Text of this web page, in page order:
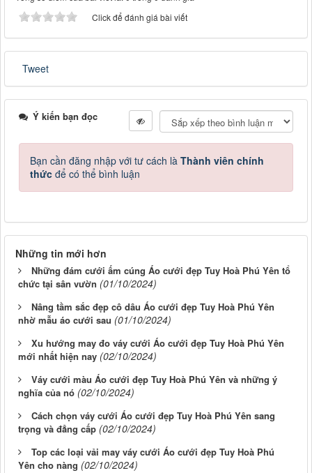
Click để đánh giá bài viết
Tweet
Ý kiến bạn đọc
Bạn cần đăng nhập với tư cách là Thành viên chính
thức để có thể bình luận
Những tin mới hơn
Những đám cưới ấm cúng Áo cưới đẹp Tuy Hoà Phú Yên tổ
chức tại sân vườn (01/10/2024)
Nâng tầm sắc đẹp cô dâu Áo cưới đẹp Tuy Hoà Phú Yên
nhờ mẫu áo cưới sau (01/10/2024)
Xu hướng may đo váy cưới Áo cưới đẹp Tuy Hoà Phú Yên
mới nhất hiện nay (02/10/2024)
Váy cưới màu Áo cưới đẹp Tuy Hoà Phú Yên và những ý
nghĩa của nó (02/10/2024)
Cách chọn váy cưới Áo cưới đẹp Tuy Hoà Phú Yên sang
trọng và đẳng cấp (02/10/2024)
Top các loại vải may váy cưới Áo cưới đẹp Tuy Hoà Phú
Yên cho nàng (02/10/2024)